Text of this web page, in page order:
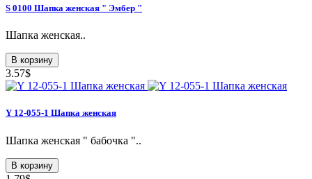
S 0100 Шапка женская " Эмбер "
Шапка женская..
В корзину
3.57$
Y 12-055-1 Шапка женская
Шапка женская " бабочка "..
В корзину